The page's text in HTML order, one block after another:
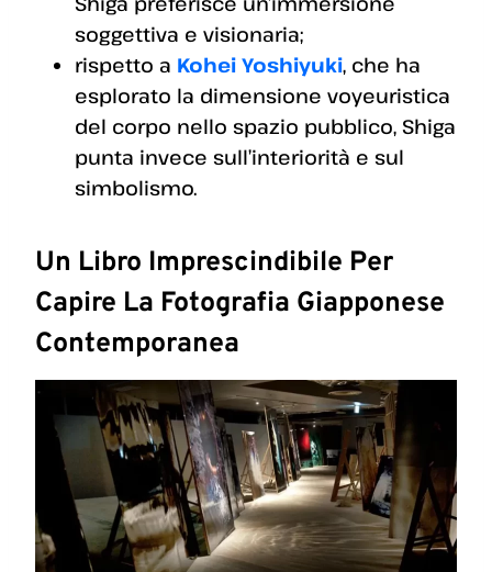
soggettiva e visionaria;
rispetto a Kohei Yoshiyuki, che ha
esplorato la dimensione voyeuristica
del corpo nello spazio pubblico, Shiga
punta invece sull’interiorità e sul
simbolismo.
Un Libro Imprescindibile Per
Capire La Fotografia Giapponese
Contemporanea